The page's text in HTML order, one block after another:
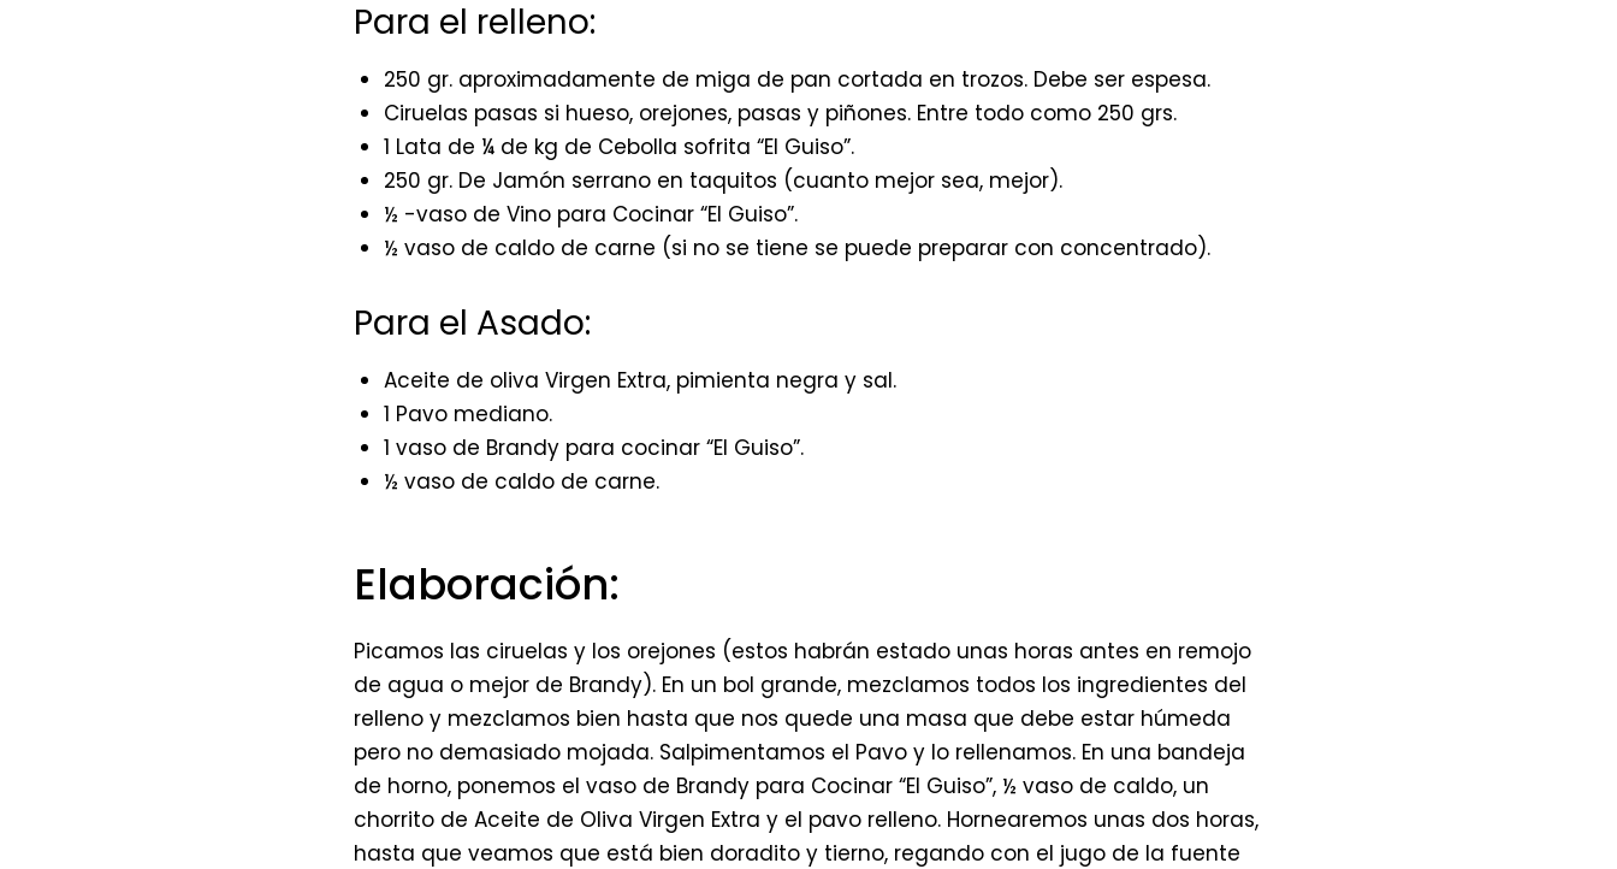
Para el relleno:
250 gr. aproximadamente de miga de pan cortada en trozos. Debe ser espesa.
Ciruelas pasas si hueso, orejones, pasas y piñones. Entre todo como 250 grs.
1 Lata de ¼ de kg de Cebolla sofrita “El Guiso”.
250 gr. De Jamón serrano en taquitos (cuanto mejor sea, mejor).
½ -vaso de Vino para Cocinar “El Guiso”.
½ vaso de caldo de carne (si no se tiene se puede preparar con concentrado).
Para el Asado:
Aceite de oliva Virgen Extra, pimienta negra y sal.
1 Pavo mediano.
1 vaso de Brandy para cocinar “El Guiso”.
½ vaso de caldo de carne.
Elaboración:
Picamos las ciruelas y los orejones (estos habrán estado unas horas antes en remojo
de agua o mejor de Brandy). En un bol grande, mezclamos todos los ingredientes del
relleno y mezclamos bien hasta que nos quede una masa que debe estar húmeda
pero no demasiado mojada. Salpimentamos el Pavo y lo rellenamos. En una bandeja
de horno, ponemos el vaso de Brandy para Cocinar “El Guiso”, ½ vaso de caldo, un
chorrito de Aceite de Oliva Virgen Extra y el pavo relleno. Hornearemos unas dos horas,
hasta que veamos que está bien doradito y tierno, regando con el jugo de la fuente